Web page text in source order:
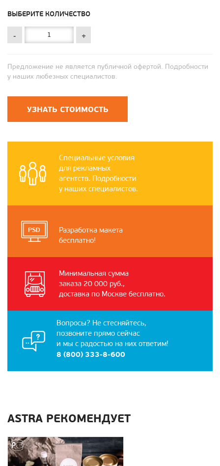
ВЫБЕРИТЕ КОЛИЧЕСТВО
- +
Предложение не является публичной офертой. Подробности
у наших любезных специалистов.
УЗНАТЬ СТОИМОСТЬ
Специальные условия
для рекламных
агентств. Подробности
у наших специалистов.
Разработка макета
бесплатно!
Минимальная сумма
заказа 20 000 руб.,
доставка по Москве бесплатно.
Вопросы? Не стесняйтесь,
позвоните прямо сейчас
и мы с радостью на них ответим!
8 (800) 333-8-600
ASTRA РЕКОМЕНДУЕТ